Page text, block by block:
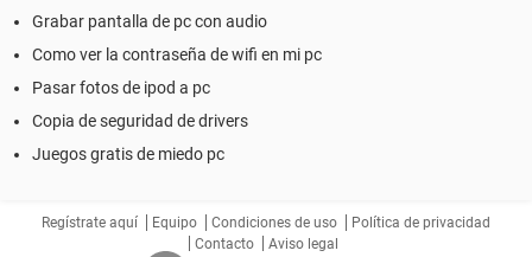
Grabar pantalla de pc con audio
Como ver la contraseña de wifi en mi pc
Pasar fotos de ipod a pc
Copia de seguridad de drivers
Juegos gratis de miedo pc
Regístrate aquí Equipo Condiciones de uso
Política de privacidad
Contacto
Aviso legal